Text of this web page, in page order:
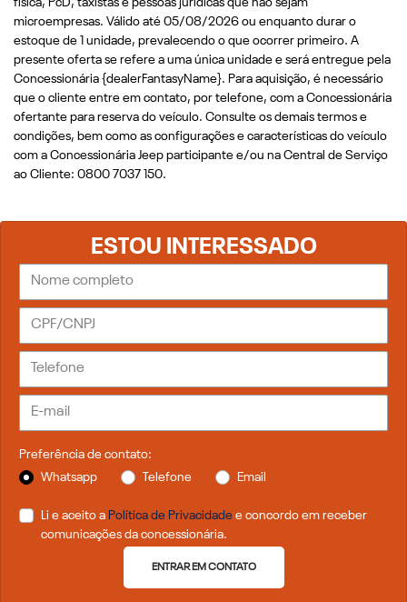
fí­sica, PcD, taxistas e pessoas jurídicas que não sejam
microempresas. Válido até 05/08/2026 ou enquanto durar o
estoque de 1 unidade, prevalecendo o que ocorrer primeiro. A
presente oferta se refere a uma única unidade e será entregue pela
Concessionária {dealerFantasyName}. Para aquisição, é necessário
que o cliente entre em contato, por telefone, com a Concessionária
ofertante para reserva do veículo. Consulte os demais termos e
condições, bem como as configurações e características do veículo
com a Concessionária Jeep participante e/ou na Central de Serviço
ao Cliente: 0800 7037 150.
ESTOU INTERESSADO
Preferência de contato:
Whatsapp
Telefone Email
Li e aceito a Política de Privacidade e concordo em receber
comunicações da concessionária.
ENTRAR EM CONTATO